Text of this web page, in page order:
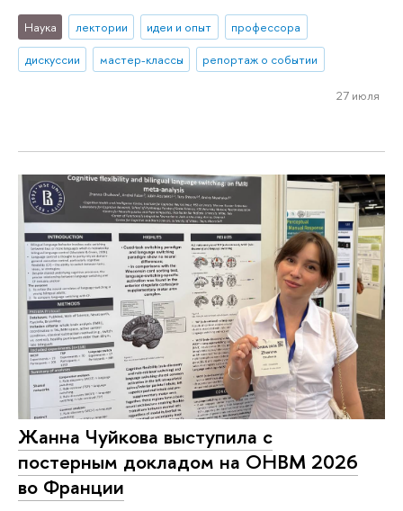
Наука лектории идеи и опыт
профессора
дискуссии
мастер-классы репортаж о событии
27 июля
Жанна Чуйкова выступила с
постерным докладом на OHBM 2026
во Франции